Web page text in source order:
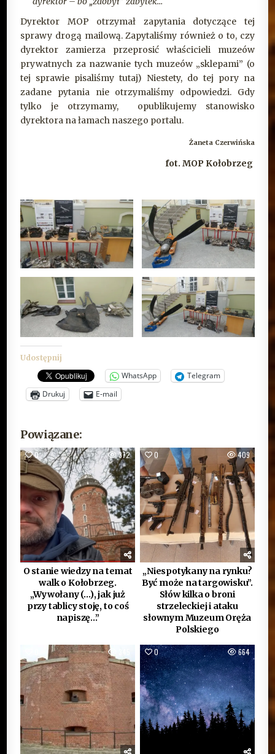
Dyrektor MOP otrzymał zapytania dotyczące tej
sprawy drogą mailową. Zapytaliśmy również o to, czy
dyrektor zamierza przeprosić właścicieli muzeów
prywatnych za nazwanie tych muzeów „sklepami” (o
tej sprawie pisaliśmytutaj) Niestety, do tej pory na
zadane pytania nie otrzymaliśmy odpowiedzi. Gdy
tylko je otrzymamy, opublikujemy stanowisko
dyrektora na łamach naszego portalu.
Żaneta Czerwińska
fot. MOP Kołobrzeg
Udostępnij
WhatsApp
Telegram
Drukuj
E-mail
Powiązane:
0 372
O stanie wiedzy na temat
walk o Kołobrzeg.
„Wywołany (…), jak już
przy tablicy stoję, to coś
napiszę…”
0 409
„Niespotykany na rynku?
Być może na targowisku”.
Słów kilka o broni
strzeleckiej i ataku
słownym Muzeum Oręża
Polskiego
0 664